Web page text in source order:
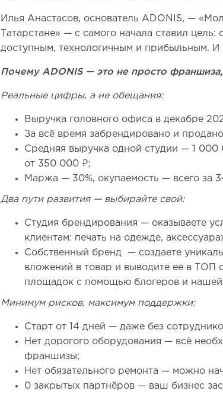
Илья Анастасов, основатель ADONIS, —
Татарстане» — с самого начала ставил
доступным, технологичным и прибыльным. И
Почему ADONIS — это не просто франшиза,
Реальные цифры, а не обещания:
Выручка головного офиса в декабре
За всё время забрендировано и
Средняя выручка одной студии — 1
от 350 000 ₽;
Маржа — 30%, окупаемость — всего за
Два пути развития — выбирайте свой:
Студия брендирования — оказываете
клиентам: печать на одежде,
Собственный бренд — создаете
вложений в товар и выводите ее в ТОП
площадок с помощью блогеров и
Минимум рисков, максимум поддержки:
Старт от 14 дней — даже без
Нет дорогого оборудования — всё
франшизы;
Нет обязательного ремонта — можно
0 закрытых партнёров — ваш бизнес